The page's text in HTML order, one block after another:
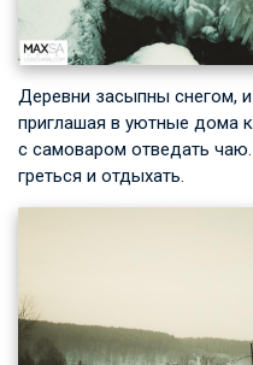
Деревни засыпны снегом,
приглашая в уютные дома
с самоваром отведать
греться и отдыхать.